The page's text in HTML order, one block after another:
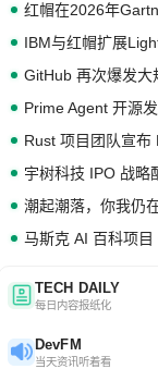
红帽在2026年
GitHub 再次爆发大
潮起潮落，你我仍
马斯克 AI 百科项
TECH DAILY
每日内容报纸化
DevFM
当天资讯听着看